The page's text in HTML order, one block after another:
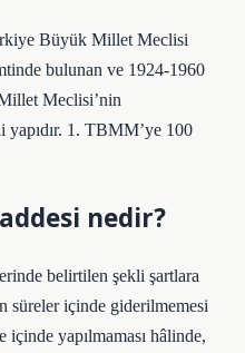
Büyük Millet Meclisi
bulunan ve 1924-1960
Meclisi’nin
1. TBMM’ye 100
nedir?
belirtilen şekli şartlara
süreler içinde giderilmemesi
yapılmaması hâlinde,